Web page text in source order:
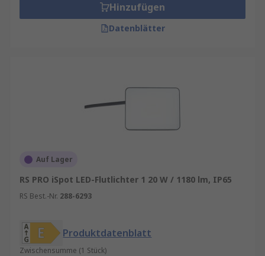
Hinzufügen
Datenblätter
Auf Lager
RS PRO iSpot LED-Flutlichter 1 20 W / 1180 lm, IP65
RS Best.-Nr. 288-6293
Produktdatenblatt
Zwischensumme (1 Stück)